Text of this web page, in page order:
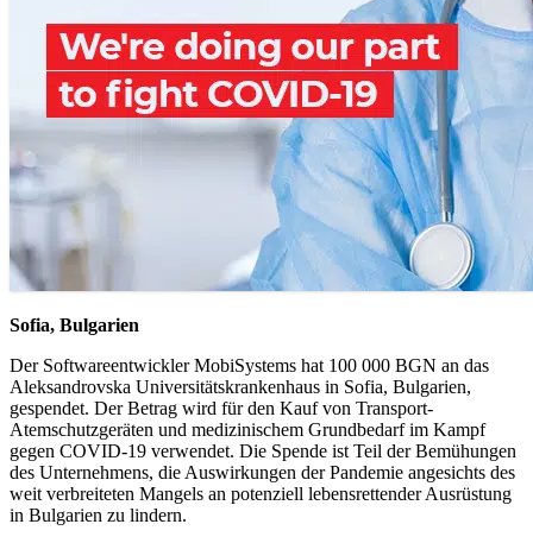
Sofia, Bulgarien
Der Softwareentwickler MobiSystems hat 100 000 BGN an das
Aleksandrovska Universitätskrankenhaus in Sofia, Bulgarien,
gespendet. Der Betrag wird für den Kauf von Transport-
Atemschutzgeräten und medizinischem Grundbedarf im Kampf
gegen COVID-19 verwendet. Die Spende ist Teil der Bemühungen
des Unternehmens, die Auswirkungen der Pandemie angesichts des
weit verbreiteten Mangels an potenziell lebensrettender Ausrüstung
in Bulgarien zu lindern.